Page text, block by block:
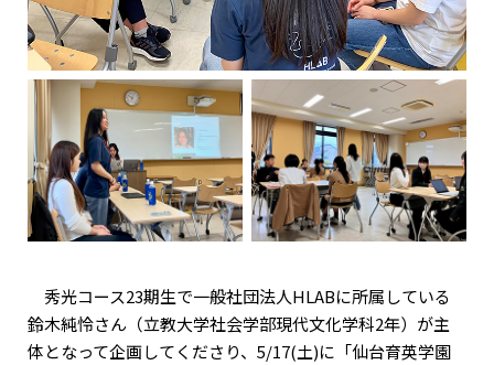
秀光コース23期生で一般社団法人HLABに所属している
鈴木純怜さん（立教大学社会学部現代文化学科2年）が主
体となって企画してくださり、5/17(土)に「仙台育英学園